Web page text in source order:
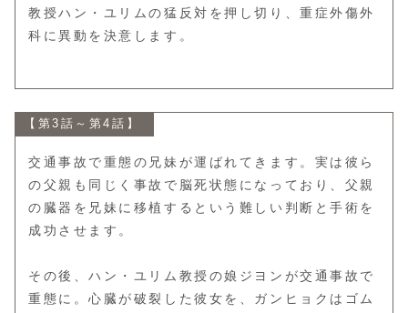
教授ハン・ユリムの猛反対を押し切り、重症外傷外
科に異動を決意します。
【第3話～第4話】
交通事故で重態の兄妹が運ばれてきます。実は彼ら
の父親も同じく事故で脳死状態になっており、父親
の臓器を兄妹に移植するという難しい判断と手術を
成功させます。
その後、ハン・ユリム教授の娘ジヨンが交通事故で
重態に。心臓が破裂した彼女を、ガンヒョクはゴム